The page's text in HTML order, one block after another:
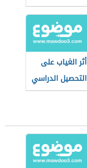
أثر الغياب على
التحصيل الدراسي